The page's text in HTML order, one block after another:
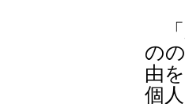
「
の
由
個